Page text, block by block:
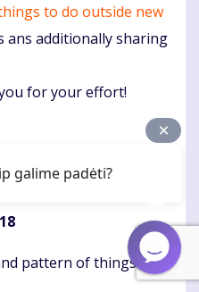
to do outside new
ans additionally sharing
for your effort!
pattern of things you
galime padėti?